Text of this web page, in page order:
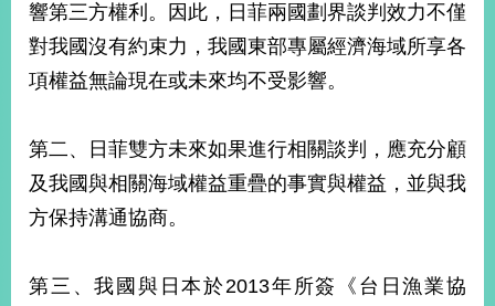
響第三方權利。因此，日菲兩國劃界談判效力不僅
對我國沒有約束力，我國東部專屬經濟海域所享各
項權益無論現在或未來均不受影響。
第二、日菲雙方未來如果進行相關談判，應充分顧
及我國與相關海域權益重疊的事實與權益，並與我
方保持溝通協商。
第三、我國與日本於2013年所簽《台日漁業協